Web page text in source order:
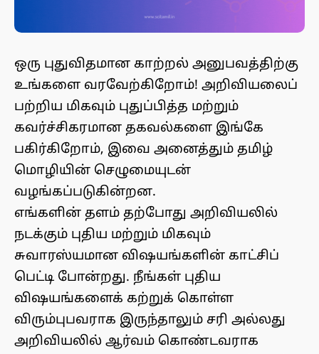
ஒரு புதுவிதமான காற்றல் அனுபவத்திற்கு
உங்களை வரவேற்கிறோம்! அறிவியலைப்
பற்றிய மிகவும் புதுப்பித்த மற்றும்
கவர்ச்சிகரமான தகவல்களை இங்கே
பகிர்கிறோம், இவை அனைத்தும் தமிழ்
மொழியின் செழுமையுடன்
வழங்கப்படுகின்றன.
எங்களின் தளம் தற்போது அறிவியலில்
நடக்கும் புதிய மற்றும் மிகவும்
சுவாரஸ்யமான விஷயங்களின் காட்சிப்
பெட்டி போன்றது. நீங்கள் புதிய
விஷயங்களைக் கற்றுக் கொள்ள
விரும்புபவராக இருந்தாலும் சரி அல்லது
அறிவியலில் ஆர்வம் கொண்டவராக